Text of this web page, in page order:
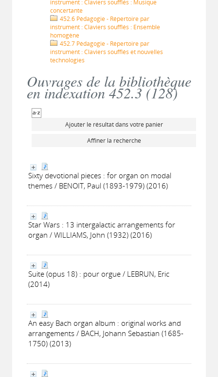
instrument : Claviers soufflés : Musique
concertante
452.6 Pédagogie - Répertoire par
instrument : Claviers soufflés : Ensemble
homogène
452.7 Pédagogie - Répertoire par
instrument : Claviers soufflés et nouvelles
technologies
Ouvrages de la bibliothèque
en indexation 452.3 (128)
Ajouter le résultat dans votre panier
Affiner la recherche
Sixty devotional pieces : for organ on modal
themes / BENOIT, Paul (1893-1979) (2016)
Star Wars : 13 intergalactic arrangements for
organ / WILLIAMS, John (1932) (2016)
Suite (opus 18) : pour orgue / LEBRUN, Eric
(2014)
An easy Bach organ album : original works and
arrangements / BACH, Johann Sebastian (1685-
1750) (2013)